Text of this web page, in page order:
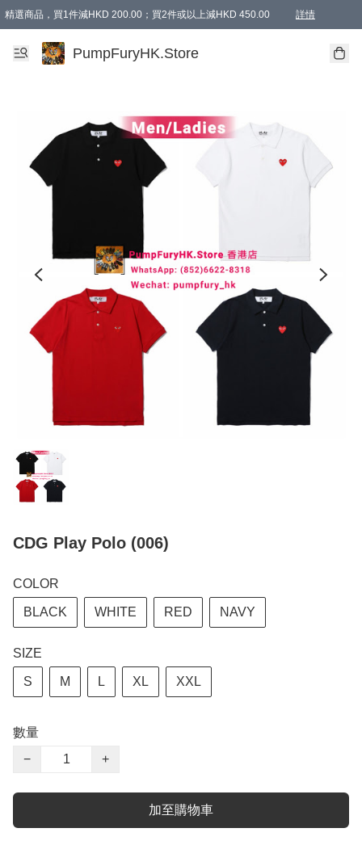
精選商品，買1件減HKD 200.00；買2件或以上減HKD 450.00 詳情
AAPE商品,會員專享9折或以上（按會員等級）AAPE products, members can
精選商品，任選買2件或以上減HKD 100.00
購物滿 HKD 800.00即享免運費優惠！（適用於 特定的送貨方式 )
PumpFuryHK.Store
CDG Play Polo (006)
COLOR
BLACK WHITE RED NAVY
SIZE
S M L XL XXL
數量
−
+
加至購物車